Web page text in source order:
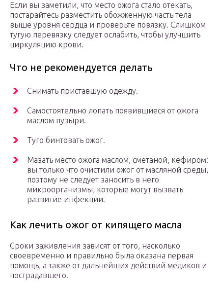
Если вы заметили, что место ожога стало отекать,
постарайтесь разместить обожженную часть тела
выше уровня сердца и проверьте повязку. Слишком
тугую перевязку следует ослабить, чтобы улучшить
циркуляцию крови.
Что не рекомендуется делать
Снимать приставшую одежду.
Самостоятельно лопать появившиеся от ожога
маслом пузыри.
Туго бинтовать ожог.
Мазать место ожога маслом, сметаной, кефиром:
вы только что очистили ожог от масляной среды,
поэтому не следует заносить в него
микроорганизмы, которые могут вызвать
развитие инфекции.
Как лечить ожог от кипящего масла
Сроки заживления зависят от того, насколько
своевременно и правильно была оказана первая
помощь, а также от дальнейших действий медиков и
пострадавшего.